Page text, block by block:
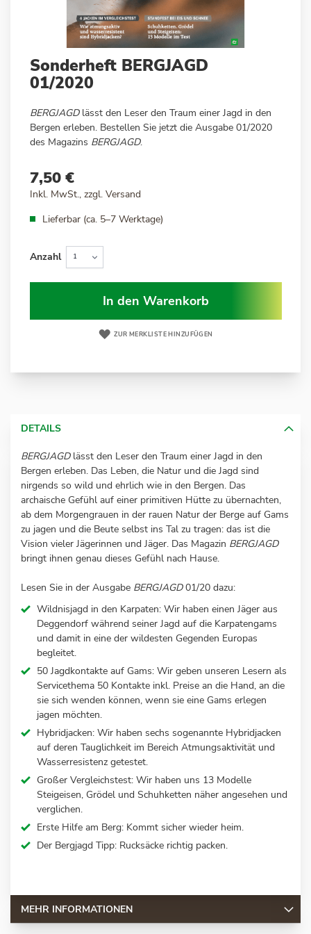
Anfang
der
springen
Sonderheft BERGJAGD
01/2020
BERGJAGDlässt den Leser den Traum einer Jagd in den
Bergen erleben. Bestellen Sie jetzt die Ausgabe 01/2020
des Magazins BERGJAGD.
7,50 €
Inkl. MwSt., zzgl. Versand
Lieferbar (ca. 5–7 Werktage)
Anzahl
In den Warenkorb
ZUR MERKLISTE HINZUFÜGEN
DETAILS
BERGJAGDlässt den Leser den Traum einer Jagd in den
Bergen erleben. Das Leben, die Natur und die Jagd sind
nirgends so wild und ehrlich wie in den Bergen. Das
archaische Gefühl auf einer primitiven Hütte zu übernachten,
ab dem Morgengrauen in der rauen Natur der Berge auf Gams
zu jagen und die Beute selbst ins Tal zu tragen: das ist die
Vision vieler Jägerinnen und Jäger. Das Magazin BERGJAGD
bringt ihnen genau dieses Gefühl nach Hause.
Lesen Sie in der Ausgabe BERGJAGD01/20 dazu:
Wildnisjagd in den Karpaten: Wir haben einen Jäger aus
Deggendorf während seiner Jagd auf die Karpatengams
und damit in eine der wildesten Gegenden Europas
begleitet.
50 Jagdkontakte auf Gams: Wir geben unseren Lesern als
Servicethema 50 Kontakte inkl. Preise an die Hand, an die
sie sich wenden können, wenn sie eine Gams erlegen
jagen möchten.
Hybridjacken: Wir haben sechs sogenannte Hybridjacken
auf deren Tauglichkeit im Bereich Atmungsaktivität und
Wasserresistenz getestet.
Großer Vergleichstest: Wir haben uns 13 Modelle
Steigeisen, Grödel und Schuhketten näher angesehen und
verglichen.
Erste Hilfe am Berg: Kommt sicher wieder heim.
Der Bergjagd Tipp: Rucksäcke richtig packen.
MEHR INFORMATIONEN